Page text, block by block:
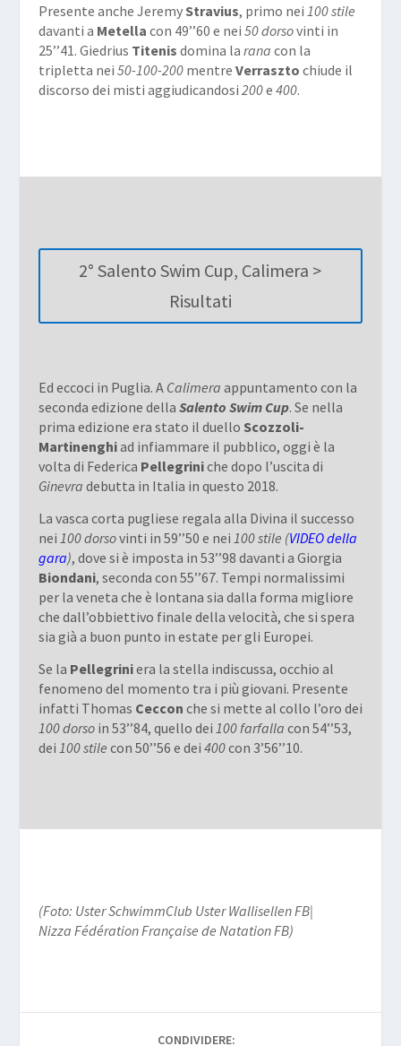
Presente anche Jeremy Stravius, primo nei 100 stile
davanti a Metella con 49’’60 e nei 50 dorsovinti in
25’’41. Giedrius Titenis domina la rana con la
tripletta nei 50-100-200mentre Verraszto chiude il
discorso dei misti aggiudicandosi 200e 400.
2° Salento Swim Cup, Calimera >
Risultati
Ed eccoci in Puglia. A Calimera appuntamento con la
seconda edizione della Salento Swim Cup. Se nella
prima edizione era stato il duello Scozzoli-
Martinenghiad infiammare il pubblico, oggi è la
volta di Federica Pellegriniche dopo l’uscita di
Ginevra debutta in Italia in questo 2018.
La vasca corta pugliese regala alla Divina il successo
nei 100 dorsovinti in 59’’50 e nei 100 stile (VIDEO della
gara), dove si è imposta in 53’’98 davanti a Giorgia
Biondani, seconda con 55’’67. Tempi normalissimi
per la veneta che è lontana sia dalla forma migliore
che dall’obbiettivo finale della velocità, che si spera
sia già a buon punto in estate per gli Europei.
Se la Pellegriniera la stella indiscussa, occhio al
fenomeno del momento tra i più giovani. Presente
infatti Thomas Ceccon che si mette al collo l’oro dei
100 dorsoin 53’’84, quello dei 100 farfalla con 54’’53,
dei 100 stile con 50’’56 e dei 400con 3’56’’10.
(Foto: Uster SchwimmClub Uster Wallisellen FB|
Nizza Fédération Française de Natation FB)
CONDIVIDERE: